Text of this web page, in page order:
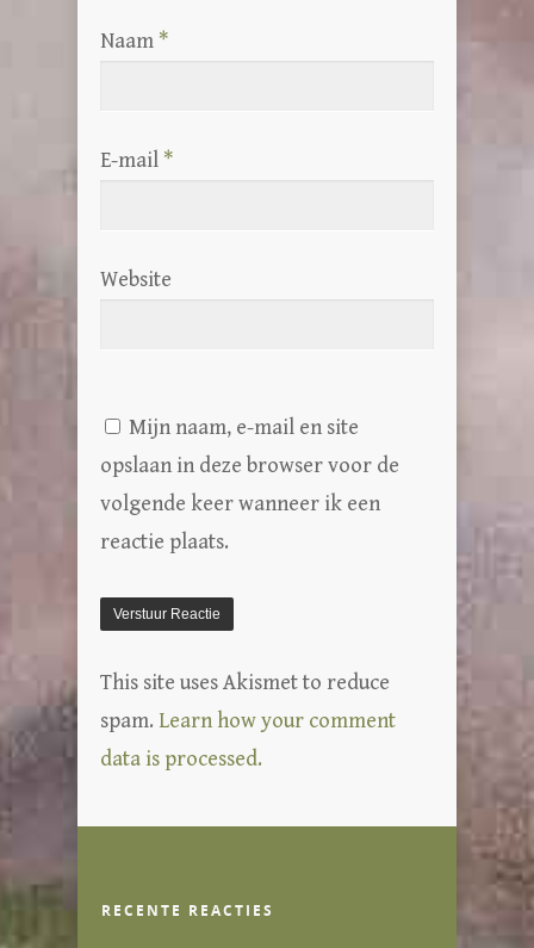
Naam *
E-mail *
Website
Mijn naam, e-mail en site
opslaan in deze browser voor de
volgende keer wanneer ik een
reactie plaats.
This site uses Akismet to reduce
spam. Learn how your comment
data is processed.
RECENTE REACTIES